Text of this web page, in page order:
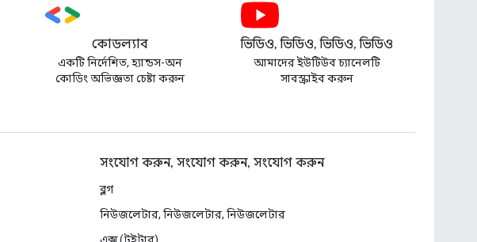
কোডল্যাব
একটি নির্দেশিত, হ্যান্ডস-অন
কোডিং অভিজ্ঞতা চেষ্টা করুন
ভিডিও, ভিডিও, ভিডিও, ভিডিও
আমাদের ইউটিউব চ্যানেলটি
সাবস্ক্রাইব করুন
সংযোগ করুন, সংযোগ করুন, সংযোগ করুন
ব্লগ
নিউজলেটার, নিউজলেটার, নিউজলেটার